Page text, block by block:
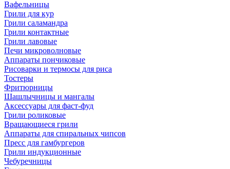
Вафельницы
Грили для кур
Грили саламандра
Грили контактные
Грили лавовые
Печи микроволновые
Аппараты пончиковые
Рисоварки и термосы для риса
Тостеры
Фритюрницы
Шашлычницы и мангалы
Аксессуары для фаст-фуд
Грили роликовые
Вращающиеся грили
Аппараты для спиральных чипсов
Пресс для гамбургеров
Грили индукционные
Чебуречницы